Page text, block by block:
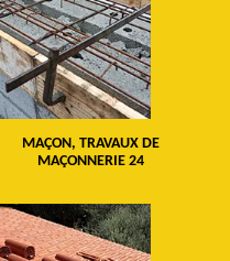
MAÇON, TRAVAUX DE
MAÇONNERIE 24